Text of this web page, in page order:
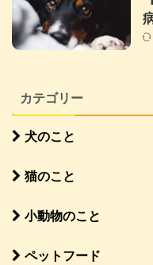
カテゴリー
犬のこと
猫のこと
小動物のこと
ペットフード